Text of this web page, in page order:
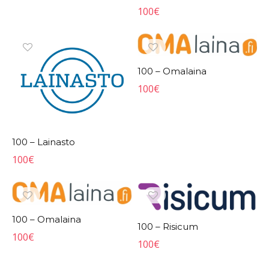
100€
100 – Lainasto
100€
100 – Omalaina
100€
100 – Omalaina
100€
100 – Risicum
100€